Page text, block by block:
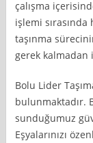
çalışma
işlemi
taşınma
gerek kalmadan
Bolu Lider
bulunmaktadır.
sunduğumuz
Eşyalarınızı